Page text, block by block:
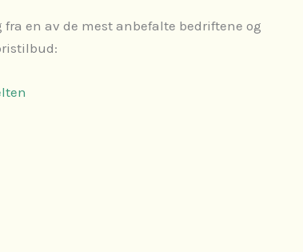
en av de mest anbefalte bedriftene og